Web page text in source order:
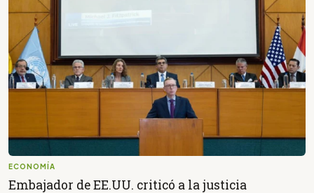
ECONOMÍA
Embajador de EE.UU. criticó a la justicia